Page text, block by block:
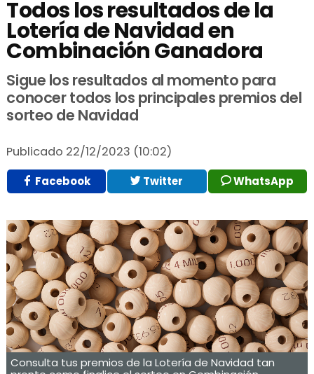
Todos los resultados de la
Lotería de Navidad en
Combinación Ganadora
Sigue los resultados al momento para
conocer todos los principales premios del
sorteo de Navidad
Publicado 22/12/2023 (10:02)
Facebook Twitter WhatsApp
Consulta tus premios de la Lotería de Navidad tan